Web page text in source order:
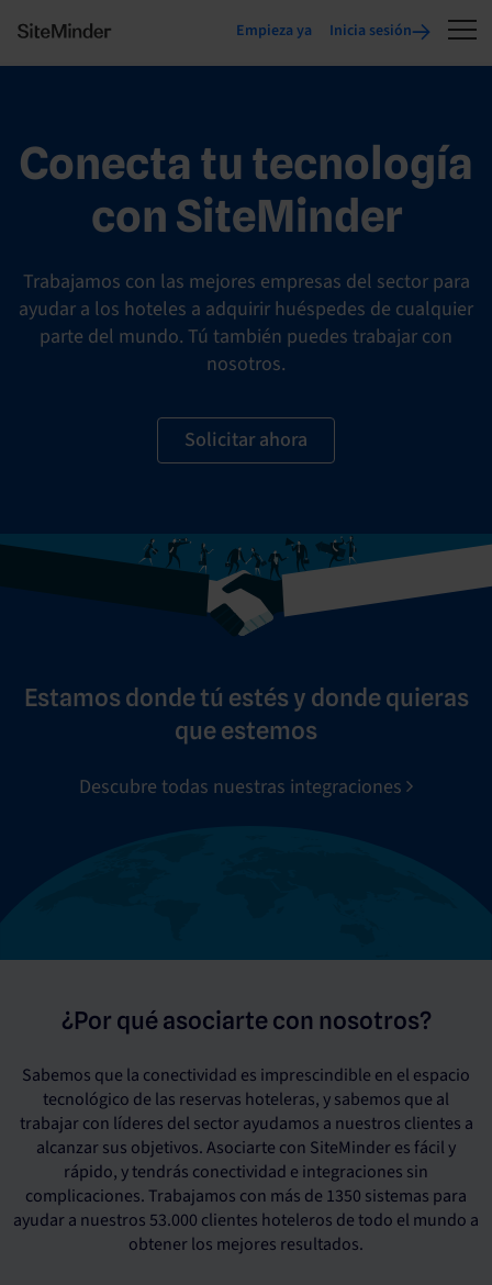
Empieza ya Inicia sesión
Conecta tu tecnología
con SiteMinder
Trabajamos con las mejores empresas del sector para
ayudar a los hoteles a adquirir huéspedes de cualquier
parte del mundo. Tú también puedes trabajar con
nosotros.
Solicitar ahora
Estamos donde tú estés y donde quieras
que estemos
Descubre todas nuestras integraciones
¿Por qué asociarte con nosotros?
Sabemos que la conectividad es imprescindible en el espacio
tecnológico de las reservas hoteleras, y sabemos que al
trabajar con líderes del sector ayudamos a nuestros clientes a
alcanzar sus objetivos. Asociarte con SiteMinder es fácil y
rápido, y tendrás conectividad e integraciones sin
complicaciones. Trabajamos con más de 1350 sistemas para
ayudar a nuestros 53.000 clientes hoteleros de todo el mundo a
obtener los mejores resultados.